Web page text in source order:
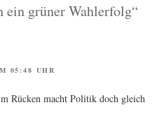
grüner Wahlerfolg“
05:48 UHR
Rücken macht Poli­tik doch gleich